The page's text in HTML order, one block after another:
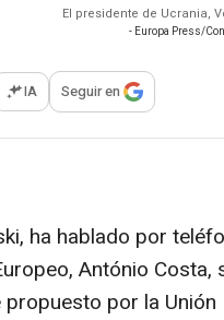
El presidente de Ucrania,
- Europa Press/
opciones para compartir
IA Seguir en
ha hablado por
António Costa,
por la Unión